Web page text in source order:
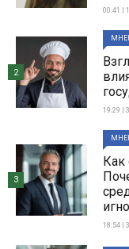
00:41 |
19:29 |
2
Как
18:54 |
3